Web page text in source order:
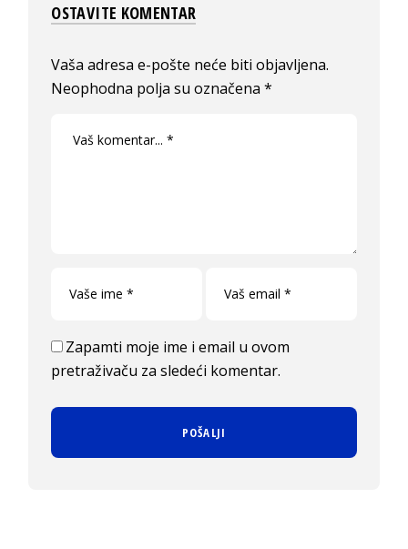
OSTAVITE KOMENTAR
Vaša adresa e-pošte neće biti objavljena.
Neophodna polja su označena*
Zapamti moje ime i email u ovom
pretraživaču za sledeći komentar.